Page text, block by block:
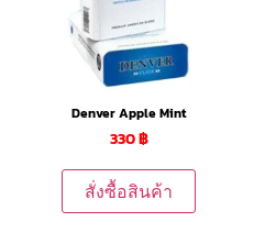
Denver Apple Mint
330฿
สั่งซื้อสินค้า